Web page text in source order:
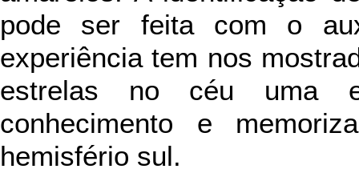
pode ser feita com o
experiência tem nos
estrelas no céu uma
conhecimento e
hemisfério sul.